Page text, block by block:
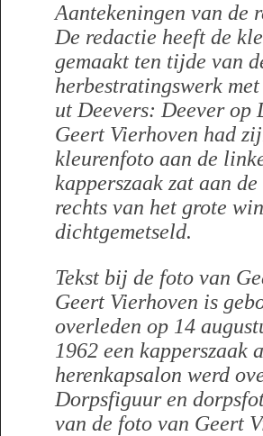
Aantekeningen van de
De redactie heeft de
gemaakt ten tijde van
herbestratingswerk
ut Deevers: Deever op
Geert Vierhoven had
kleurenfoto aan de
kapperszaak zat aan
rechts van het grote
dichtgemetseld.
Tekst bij de foto van
Geert Vierhoven is
overleden op 14
1962 een kapperszaak
herenkapsalon werd
Dorpsfiguur en
van de foto van Geert